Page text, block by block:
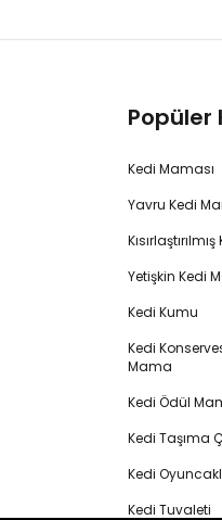
Popüler
Kedi Maması
Yavru Kedi
Yetişkin Kedi
Kedi Kumu
Kedi
Mama
Kedi Ödül
Kedi Taşıma
Kedi
Kedi Tuvaleti